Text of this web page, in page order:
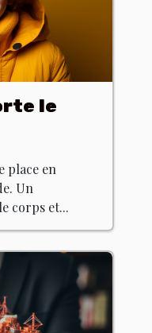
le
place en
Un
corps et...